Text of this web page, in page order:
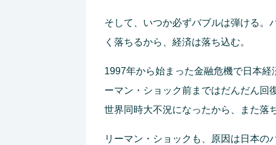
そして、いつか必ずバブルは弾ける。
く落ちるから、経済は落ち込む。
1997年から始まった金融危機で日本
ーマン・ショック前まではだんだん回
世界同時大不況になったから、また落
リーマン・ショックも、原因は日本の